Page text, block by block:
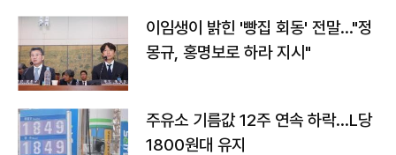
이임생이 밝힌 '빵집 회동' 전말…"정
몽규, 홍명보로 하라 지시"
주유소 기름값 12주 연속 하락…L당
1800원대 유지